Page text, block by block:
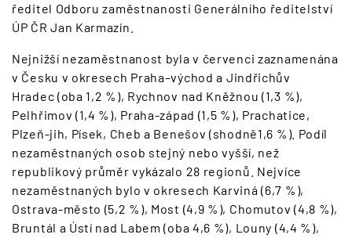
ředitel Odboru zaměstnanosti Generálního ředitelství
ÚP ČR Jan Karmazín.
Nejnižší nezaměstnanost byla v červenci zaznamenána
v Česku v okresech Praha–východ a Jindřichův
Hradec (oba 1,2 %), Rychnov nad Kněžnou (1,3 %),
Pelhřimov (1,4 %), Praha-západ (1,5 %), Prachatice,
Plzeň-jih, Písek, Cheb a Benešov (shodně1,6 %). Podíl
nezaměstnaných osob stejný nebo vyšší, než
republikový průměr vykázalo 28 regionů. Nejvíce
nezaměstnaných bylo v okresech Karviná (6,7 %),
Ostrava-město (5,2 %), Most (4,9 %), Chomutov (4,8 %),
Bruntál a Ústí nad Labem (oba 4,6 %), Louny (4,4 %),